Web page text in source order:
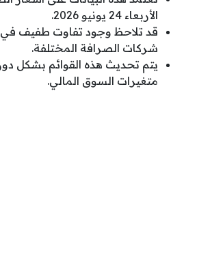
الأربعاء 24 يونيو 2026.
قد تلاحظ وجود تفاوت طفيف في
شركات الصرافة المختلفة.
يتم تحديث هذه القوائم بشكل
متغيرات السوق المالي.